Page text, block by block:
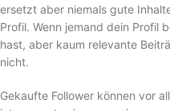
ersetzt aber niemals gute
Profil. Wenn jemand dein Profil
hast, aber kaum relevante
nicht.
Gekaufte Follower können vor